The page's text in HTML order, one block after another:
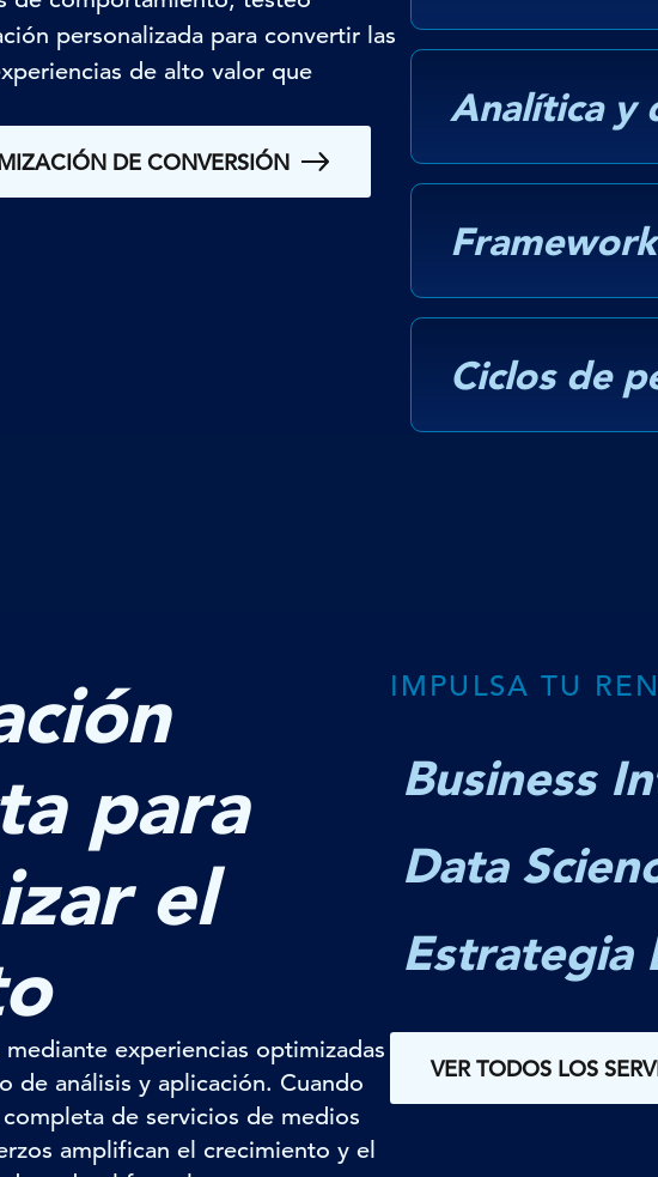
personalizada para convertir las
de alto valor que
DE CONVERSIÓN
Analítica y
Ciclos de
para
el
experiencias optimizadas
de análisis y aplicación. Cuando
de servicios de medios
amplifican el crecimiento y el
IMPULSA TU
Business
Data
Estrategia
VER TODOS LOS